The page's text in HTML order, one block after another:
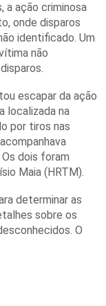
a ação criminosa
onde disparos
identificado. Um
não
escapar da ação
localizada na
por tiros nas
dois foram
Maia (HRTM).
determinar as
sobre os
O